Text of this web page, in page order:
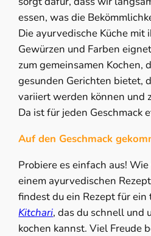
essen, was die
Die ayurvedische Küche
Gewürzen und Farben
zum gemeinsamen Kochen,
gesunden Gerichten bietet,
variiert werden können und
Da ist für jeden Geschmack
Auf den Geschmack
Probiere es einfach aus!
einem ayurvedischen
findest du ein Rezept für ein
Kitchari, das du schnell und
kochen kannst. Viel Freude